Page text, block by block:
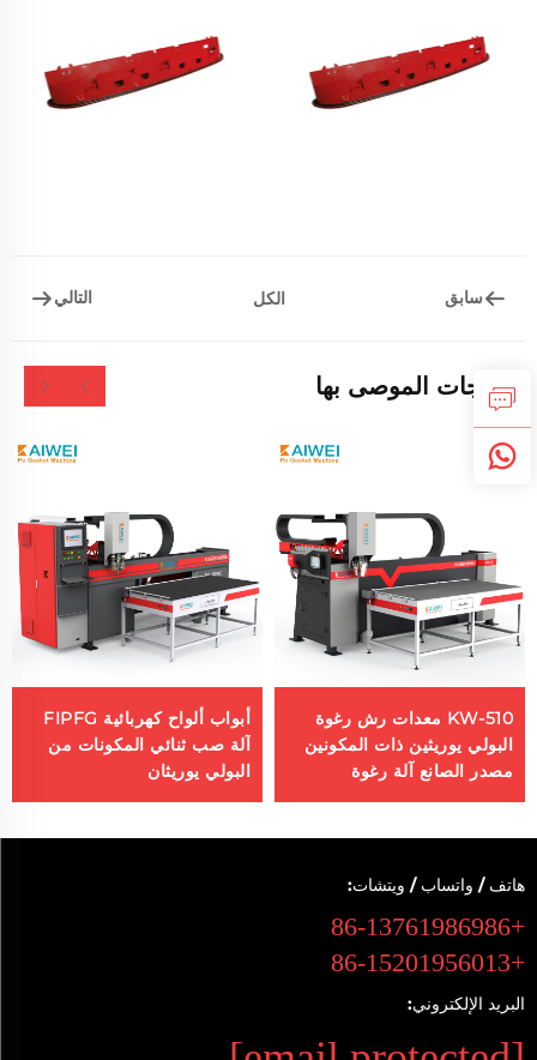
سابق الكل التالي
المنتجات الموصى بها
KW-510 معدات رش رغوة
البولي يوريثين ذات المكونين
مصدر الصانع آلة رغوة
السيليكون
أبواب ألواح كهربائية FIPFG
آلة صب ثنائي المكونات من
البولي يوريثان
هاتف / واتساب / ويتشات:
+86-13761986986
+86-15201956013
البريد الإلكتروني: